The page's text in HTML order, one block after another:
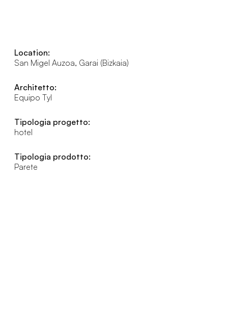
Location:
San Migel Auzoa, Garai (Bizkaia)
Architetto:
Equipo Tyl
Tipologia progetto:
hotel
Tipologia prodotto:
Parete